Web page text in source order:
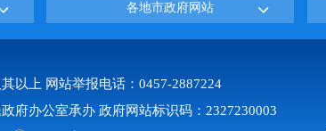
各地市政府网站
以上 网站举报电话：0457-2887224
府办公室承办 政府网站标识码：2327230003